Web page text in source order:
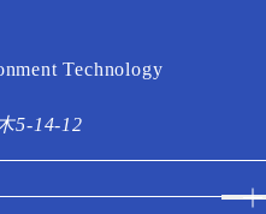
Technology
5-14-12